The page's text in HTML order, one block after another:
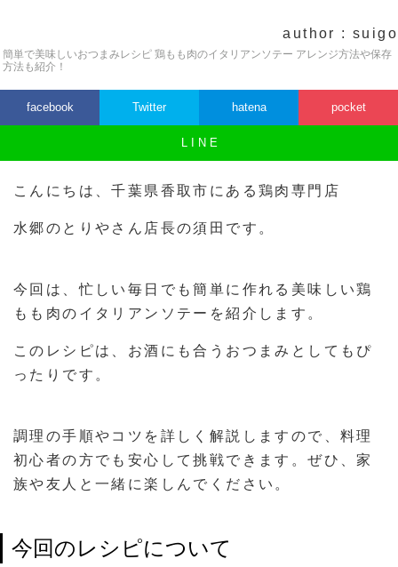
author : suigo
簡単で美味しいおつまみレシピ 鶏もも肉のイタリアンソテー アレンジ方法や保存
方法も紹介！
facebook Twitter hatena pocket
L I N E
こんにちは、千葉県香取市にある鶏肉専門店
水郷のとりやさん店長の須田です。
今回は、忙しい毎日でも簡単に作れる美味しい鶏
もも肉のイタリアンソテーを紹介します。
このレシピは、お酒にも合うおつまみとしてもぴ
ったりです。
調理の手順やコツを詳しく解説しますので、料理
初心者の方でも安心して挑戦できます。ぜひ、家
族や友人と一緒に楽しんでください。
今回のレシピについて